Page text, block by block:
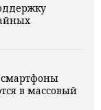
смартфоны
в массовый